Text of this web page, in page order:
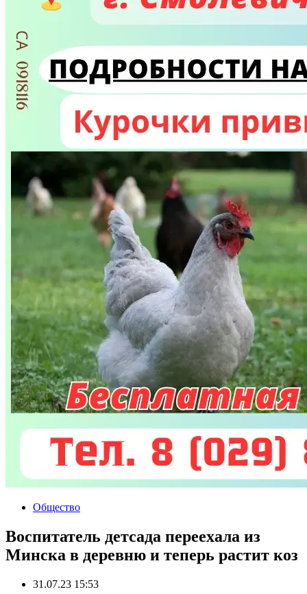
Общество
Воспитатель детсада переехала из
Минска в деревню и теперь растит коз
31.07.23 15:53